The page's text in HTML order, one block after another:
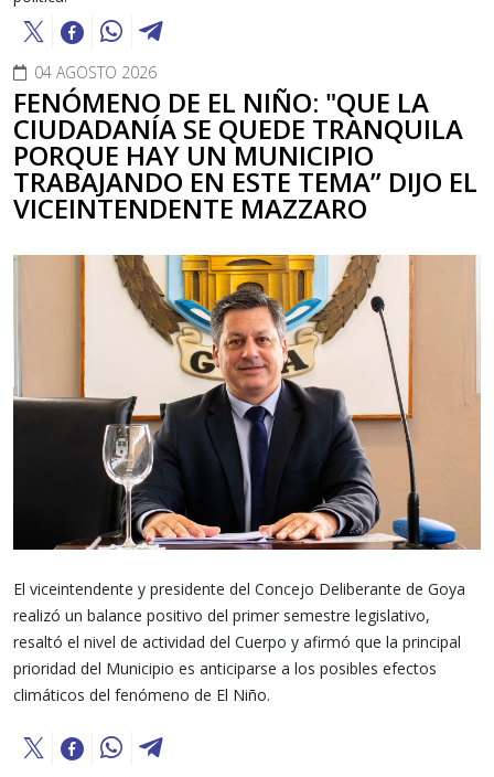
04 AGOSTO 2026
FENÓMENO DE EL NIÑO: "QUE LA
CIUDADANÍA SE QUEDE TRANQUILA
PORQUE HAY UN MUNICIPIO
TRABAJANDO EN ESTE TEMA” DIJO EL
VICEINTENDENTE MAZZARO
El viceintendente y presidente del Concejo Deliberante de Goya
realizó un balance positivo del primer semestre legislativo,
resaltó el nivel de actividad del Cuerpo y afirmó que la principal
prioridad del Municipio es anticiparse a los posibles efectos
climáticos del fenómeno de El Niño.